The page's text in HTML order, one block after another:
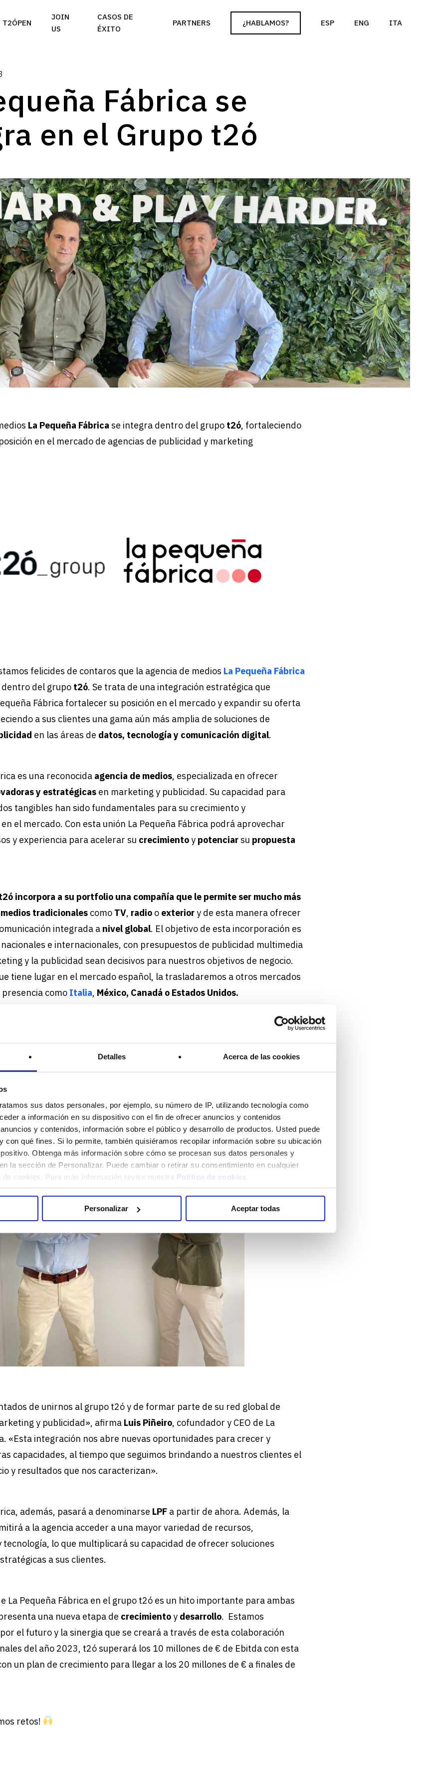
Detalles Acerca de las cookies
sus datos personales, por ejemplo, su número de IP, utilizando tecnología como
a información en su dispositivo con el fin de ofrecer anuncios y contenidos
y contenidos, información sobre el público y desarrollo de productos. Usted puede
con qué fines. Si lo permite, también quisiéramos recopilar información sobre su ubicación
Obtenga más información sobre cómo se procesan sus datos personales y
la sección de Personalizar. Puede cambiar o retirar su consentimiento en cualquier
de cookies. Para más información revise nuestra Política de cookies
Personalizar Aceptar todas
T2ÓPEN
JOIN
US
CASOS DE
ÉXITO
PARTNERS ¿HABLAMOS? ESP ENG ITA
Fábrica se
en el Grupo t2ó
La Pequeña Fábrica se integra dentro del grupo t2ó, fortaleciendo
en el mercado de agencias de publicidad y marketing
felicides de contaros que la agencia de medios La Pequeña Fábrica
del grupo t2ó. Se trata de una integración estratégica que
Fábrica fortalecer su posición en el mercado y expandir su oferta
a sus clientes una gama aún más amplia de soluciones de
en las áreas de datos, tecnología y comunicación digital.
es una reconocida agencia de medios, especializada en ofrecer
y estratégicasen marketing y publicidad. Su capacidad para
tangibles han sido fundamentales para su crecimiento y
el mercado. Con esta unión La Pequeña Fábrica podrá aprovechar
y experiencia para acelerar su crecimientoy potenciarsu propuesta
incorpora a su portfolio una compañía que le permite ser mucho más
medios tradicionalescomo TV, radioo exteriory de esta manera ofrecer
integrada a nivel global. El objetivo de esta incorporación es
e internacionales, con presupuestos de publicidad multimedia
y la publicidad sean decisivos para nuestros objetivos de negocio.
tiene lugar en el mercado español, la trasladaremos a otros mercados
como Italia, México, Canadá o Estados Unidos.
de unirnos al grupo t2ó y de formar parte de su red global de
y publicidad», afirma Luis Piñeiro, cofundador y CEO de La
«Esta integración nos abre nuevas oportunidades para crecer y
capacidades, al tiempo que seguimos brindando a nuestros clientes el
y resultados que nos caracterizan».
además, pasará a denominarse LPFa partir de ahora. Además, la
a la agencia acceder a una mayor variedad de recursos,
tecnología, lo que multiplicará su capacidad de ofrecer soluciones
a sus clientes.
La Pequeña Fábrica en el grupo t2ó es un hito importante para ambas
una nueva etapa de crecimientoy desarrollo. Estamos
el futuro y la sinergia que se creará a través de esta colaboración
del año 2023, t2ó superará los 10 millones de € de Ebitda con esta
un plan de crecimiento para llegar a los 20 millones de € a finales de
retos!
take your privacy very seriously. Please see our privacy policy for details and any questions.